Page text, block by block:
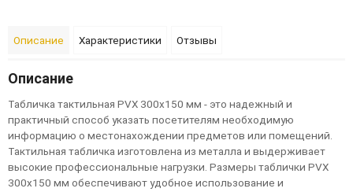
Описание Характеристики Отзывы
Описание
Табличка тактильная PVX 300x150 мм - это надежный и
практичный способ указать посетителям необходимую
информацию о местонахождении предметов или помещений.
Тактильная табличка изготовлена из металла и выдерживает
высокие профессиональные нагрузки. Размеры таблички PVX
300x150 мм обеспечиваютудобное использование и